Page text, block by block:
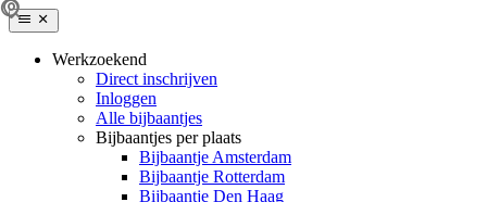
Werkzoekend
Direct inschrijven
Inloggen
Alle bijbaantjes
Bijbaantjes per plaats
Bijbaantje Amsterdam
Bijbaantje Rotterdam
Bijbaantje Den Haag